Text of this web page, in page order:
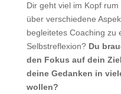
Dir geht viel im Kopf
über verschiedene
begleitetes Coaching zu
Selbstreflexion? Du
den Fokus auf dein
deine Gedanken in
wollen?